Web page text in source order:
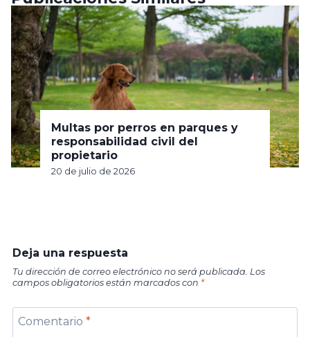
Multas por perros en parques y
responsabilidad civil del
propietario
20 de julio de 2026
Deja una respuesta
Tu dirección de correo electrónico no será publicada. Los
campos obligatorios están marcados con *
Comentario *